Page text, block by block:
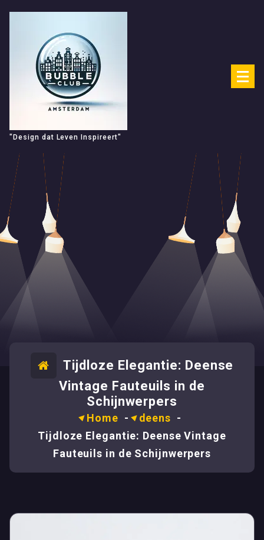
"Design dat Leven Inspireert"
Tijdloze Elegantie: Deense
Vintage Fauteuils in de
Schijnwerpers
Home - deens -
Tijdloze Elegantie: Deense Vintage
Fauteuils in de Schijnwerpers